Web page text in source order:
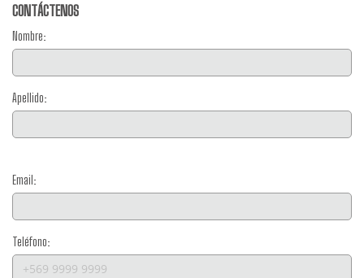
CONTÁCTENOS
Nombre:
Apellido:
Email:
Teléfono: